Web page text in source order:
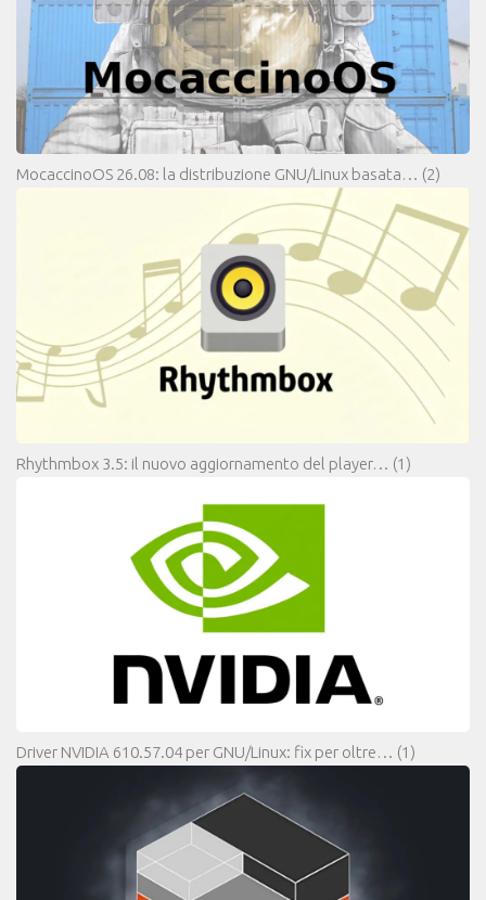
MocaccinoOS 26.08: la distribuzione GNU/Linux basata… (2)
Rhythmbox 3.5: il nuovo aggiornamento del player… (1)
Driver NVIDIA 610.57.04 per GNU/Linux: fix per oltre… (1)